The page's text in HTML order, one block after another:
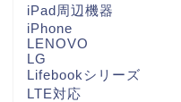
iPad周辺機器
iPhone
LENOVO
LG
Lifebookシリーズ
LTE対応